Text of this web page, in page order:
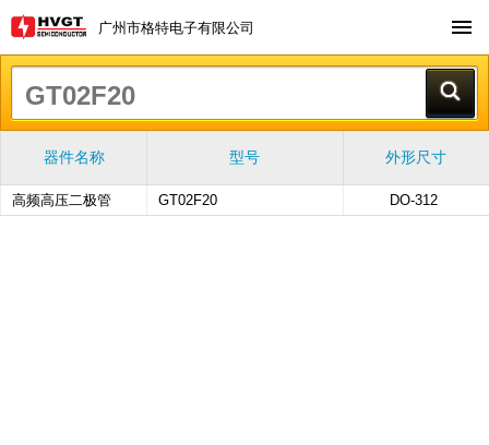
广州市格特电子有限公司
器件名称 型号 外形尺寸
高频高压二极管 GT02F20 DO-312